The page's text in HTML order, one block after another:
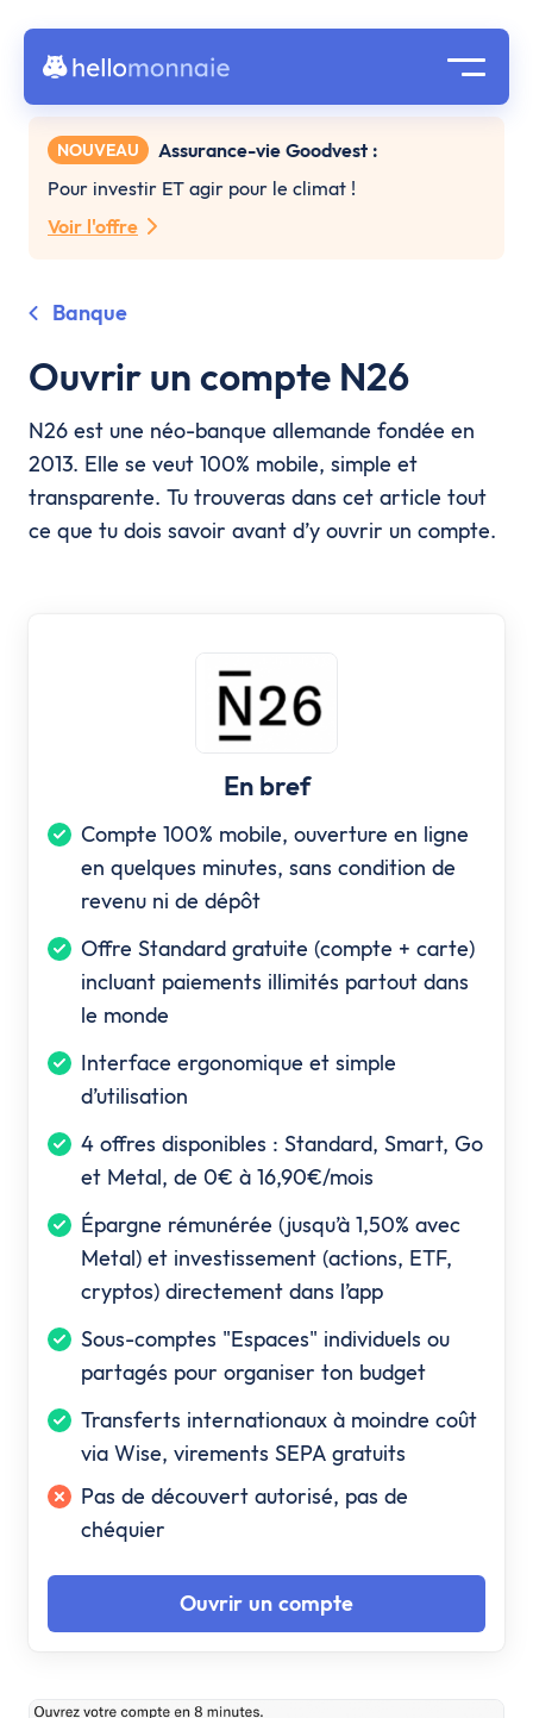
NOUVEAU
Assurance-vie Goodvest :
Pour investir ET agir pour le climat !
Voir l'offre
Banque
Ouvrir un compte N26
N26 est une néo-banque allemande fondée en
2013. Elle se veut 100% mobile, simple et
transparente. Tu trouveras dans cet article tout
ce que tu dois savoir avant d’y ouvrir un compte.
En bref
Compte 100% mobile, ouverture en ligne
en quelques minutes, sans condition de
revenu ni de dépôt
Offre Standard gratuite (compte + carte)
incluant paiements illimités partout dans
le monde
Interface ergonomique et simple
d’utilisation
4 offres disponibles : Standard, Smart, Go
et Metal, de 0€ à 16,90€/mois
Épargne rémunérée (jusqu’à 1,50% avec
Metal) et investissement (actions, ETF,
cryptos) directement dans l’app
Sous-comptes "Espaces" individuels ou
partagés pour organiser ton budget
Transferts internationaux à moindre coût
via Wise, virements SEPA gratuits
Pas de découvert autorisé, pas de
chéquier
Ouvrir un compte